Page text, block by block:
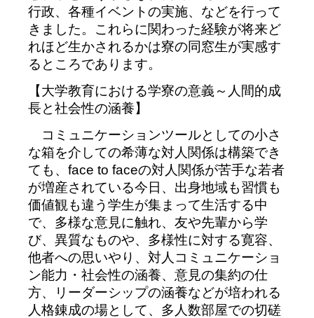
行政、各種イベントの実施、などを行って
きました。これらに関わった経験が将来ど
れほど生かされるかは寮の同窓生が実感す
るところであります。
【大学教育における学寮の意義～人間的成
長と社会性の涵養】
コミュニケーションツールとしての小さ
な箱を介しての希薄な対人関係は構築でき
ても、face to faceの対人関係が苦手な若者
が増産されている今日、出身地域も習慣も
価値観も違う学生が集まって生活する中
で、多様な意見に触れ、友や先輩から学
び、異質なものや、多様性に対する寛容、
他者への思いやり、対人コミュニケーショ
ン能力・社会性の涵養、意見の集約の仕
方、リーダーシップの涵養などが培われる
人格錬成の場として、多人数部屋での切磋